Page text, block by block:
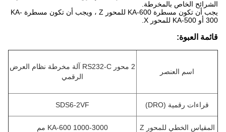
الشرائح الخاص بالمخرطة.
يجب أن تكون مسطرة KA-600 للمحور Z ، ويجب أن تكون مسطرة KA-
300 أو KA-500 للمحور X.
قائمة العبوة:
اسم العنصر
2 محور RS232-C آلة مخرطة نظام العرض
الرقمي
قراءات رقمية (DRO) SDS6-2VF
المقياس الخطي للمحور Z KA-600 1000-3000 مم